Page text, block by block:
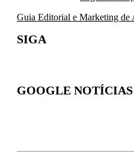
Guia Editorial e Marketing de
SIGA
GOOGLE NOTÍCIAS